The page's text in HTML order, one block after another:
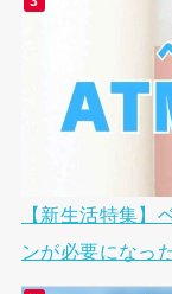
【新生活特集】
ンが必要になっ